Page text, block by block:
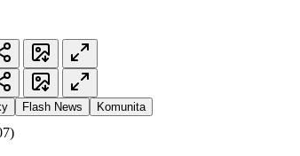
Flash News Komunita